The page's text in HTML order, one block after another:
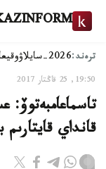
ترەند:2026-سايلاۋ
19:50, 25 قاڭتار 2017
تاسماعامبەتوۆ:
قانداي